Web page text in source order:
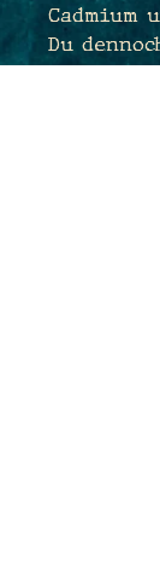
Cadmium
Du
haben